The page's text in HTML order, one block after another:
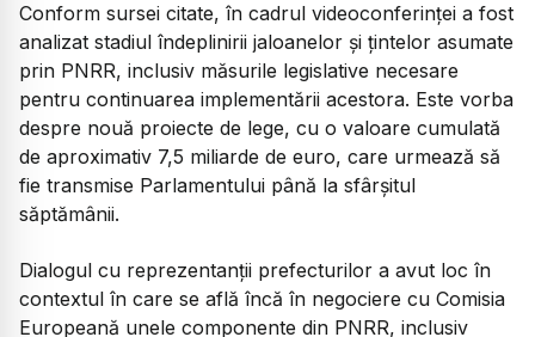
Conform sursei citate, în cadrul videoconferinței a fost
analizat stadiul îndeplinirii jaloanelor și țintelor asumate
prin PNRR, inclusiv măsurile legislative necesare
pentru continuarea implementării acestora. Este vorba
despre nouă proiecte de lege, cu o valoare cumulată
de aproximativ 7,5 miliarde de euro, care urmează să
fie transmise Parlamentului până la sfârșitul
săptămânii.
Dialogul cu reprezentanții prefecturilor a avut loc în
contextul în care se află încă în negociere cu Comisia
Europeană unele componente din PNRR, inclusiv